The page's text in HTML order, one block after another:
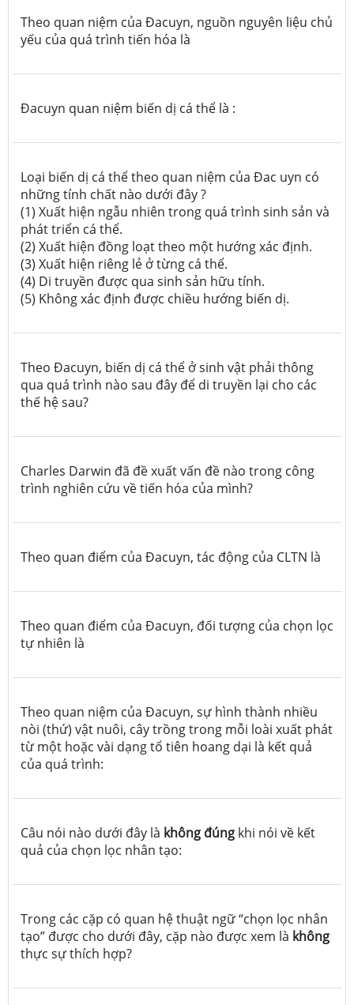
Theo quan niệm của Đacuyn, nguồn nguyên liệu chủ
yếu của quá trình tiến hóa là
Đacuyn quan niệm biến dị cá thể là :
Loại biến dị cá thể theo quan niệm của Đac uyn có
những tính chất nào dưới đây ?
(1) Xuất hiện ngẫu nhiên trong quá trình sinh sản và
phát triển cá thể.
(2) Xuất hiện đồng loạt theo một hướng xác định.
(3) Xuất hiện riêng lẻ ở từng cá thể.
(4) Di truyền được qua sinh sản hữu tính.
(5) Không xác định được chiều hướng biến dị.
Theo Đacuyn, biến dị cá thể ở sinh vật phải thông
qua quá trình nào sau đây để di truyền lại cho các
thế hệ sau?
Charles Darwin đã đề xuất vấn đề nào trong công
trình nghiên cứu về tiến hóa của mình?
Theo quan điểm của Đacuyn, tác động của CLTN là
Theo quan điểm của Đacuyn, đối tượng của chọn lọc
tự nhiên là
Theo quan niệm của Đacuyn, sự hình thành nhiều
nòi (thứ) vật nuôi, cây trồng trong mỗi loài xuất phát
từ một hoặc vài dạng tổ tiên hoang dại là kết quả
của quá trình:
Câu nói nào dưới đây là không đúng khi nói về kết
quả của chọn lọc nhân tạo:
Trong các cặp có quan hệ thuật ngữ “chọn lọc nhân
tạo” được cho dưới đây, cặp nào được xem là không
thực sự thích hợp?